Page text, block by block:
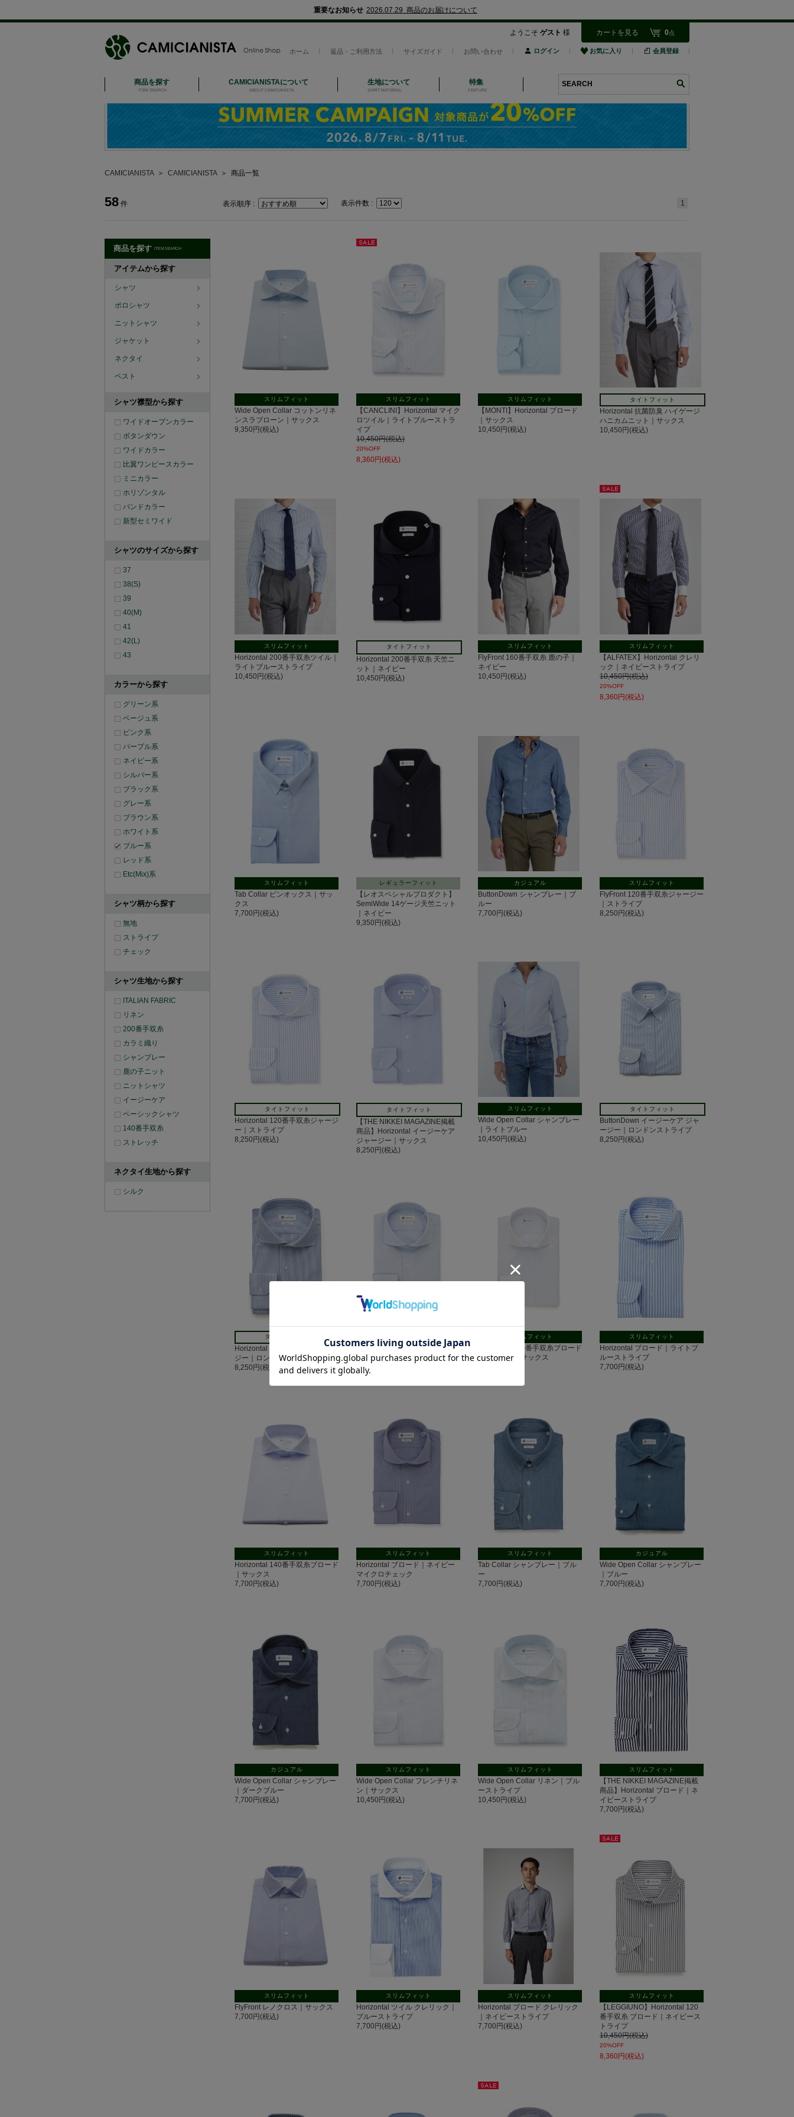
重要なお知らせ 2026.07.29 商品のお届けについて
ようこそ ゲスト 様 カートを見る 0点
ホーム 返品・ご利用方法 サイズガイド お問い合わせ ログイン お気に入り 会員登録
商品を探す
ITEM SEARCH
CAMICIANISTAについて
ABOUT CAMICIANISTA
生地について
SHIRT MATERIAL
特集
FEATURE
CAMICIANISTA＞ CAMICIANISTA＞ 商品一覧
58 件 表示順序 : 表示件数 : 1
商品を探す ITEM SEARCH
アイテムから探す
シャツ
ポロシャツ
ニットシャツ
ジャケット
ネクタイ
ベスト
シャツ襟型から探す
ワイドオープンカラー
ボタンダウン
ワイドカラー
比翼ワンピースカラー
ミニカラー
ホリゾンタル
バンドカラー
新型セミワイド
シャツのサイズから探す
37
38(S)
39
40(M)
41
42(L)
43
カラーから探す
グリーン系
ベージュ系
ピンク系
パープル系
ネイビー系
シルバー系
ブラック系
グレー系
ブラウン系
ホワイト系
ブルー系
レッド系
Etc(Mix)系
シャツ柄から探す
無地
ストライプ
チェック
シャツ生地から探す
ITALIAN FABRIC
リネン
200番手双糸
カラミ織り
シャンブレー
鹿の子ニット
ニットシャツ
イージーケア
ベーシックシャツ
140番手双糸
ストレッチ
ネクタイ生地から探す
シルク
スリムフィット
Wide Open Collar コットンリネ
ンスラブローン｜サックス
9,350円(税込)
スリムフィット
【CANCLINI】Horizontal マイク
ロツイル｜ライトブルーストラ
イプ
10,450円(税込)
20%OFF
8,360円(税込)
スリムフィット
【MONTI】Horizontal ブロード
｜サックス
10,450円(税込)
タイトフィット
Horizontal 抗菌防臭 ハイゲージ
ハニカムニット｜サックス
10,450円(税込)
スリムフィット
Horizontal 200番手双糸ツイル｜
ライトブルーストライプ
10,450円(税込)
タイトフィット
Horizontal 200番手双糸 天竺ニ
ット｜ネイビー
10,450円(税込)
スリムフィット
FlyFront 160番手双糸 鹿の子｜
ネイビー
10,450円(税込)
スリムフィット
【ALFATEX】Horizontal クレリ
ック｜ネイビーストライプ
10,450円(税込)
20%OFF
8,360円(税込)
スリムフィット
Tab Collar ピンオックス｜サッ
クス
7,700円(税込)
レギュラーフィット
【レオスペシャルプロダクト】
SemiWide 14ゲージ天竺ニット
｜ネイビー
9,350円(税込)
カジュアル
ButtonDown シャンブレー｜ブ
ルー
7,700円(税込)
スリムフィット
FlyFront 120番手双糸ジャージー
｜ストライプ
8,250円(税込)
タイトフィット
Horizontal 120番手双糸ジャージ
ー｜ストライプ
8,250円(税込)
タイトフィット
【THE NIKKEI MAGAZINE掲載
商品】Horizontal イージーケア
ジャージー｜サックス
8,250円(税込)
スリムフィット
Wide Open Collar シャンブレー
｜ライトブルー
10,450円(税込)
タイトフィット
ButtonDown イージーケア ジャ
ージー｜ロンドンストライプ
8,250円(税込)
タイトフィット
Horizontal イージーケア ジャー
ジー｜ロンドンストライプ
8,250円(税込)
Horizontal イージーケア ロイヤ
ルオックス｜サックス
7,700円(税込)
スリムフィット
Horizontal 140番手双糸ブロード
クレリック｜サックス
スリムフィット
Horizontal ブロード｜ライトブ
ルーストライプ
7,700円(税込)
スリムフィット
Horizontal 140番手双糸ブロード
｜サックス
7,700円(税込)
スリムフィット
Horizontal ブロード｜ネイビー
マイクロチェック
7,700円(税込)
スリムフィット
Tab Collar シャンブレー｜ブル
ー
7,700円(税込)
カジュアル
Wide Open Collar シャンブレー
｜ブルー
7,700円(税込)
カジュアル
Wide Open Collar シャンブレー
｜ダークブルー
7,700円(税込)
スリムフィット
Wide Open Collar フレンチリネ
ン｜サックス
10,450円(税込)
スリムフィット
Wide Open Collar リネン｜ブル
ーストライプ
10,450円(税込)
スリムフィット
【THE NIKKEI MAGAZINE掲載
商品】Horizontal ブロード｜ネ
イビーストライプ
7,700円(税込)
スリムフィット
FlyFront レノクロス｜サックス
7,700円(税込)
スリムフィット
Horizontal ツイル クレリック｜
ブルーストライプ
7,700円(税込)
スリムフィット
Horizontal ブロード クレリック
｜ネイビーストライプ
7,700円(税込)
スリムフィット
【LEGGIUNO】Horizontal 120
番手双糸 ブロード｜ネイビース
トライプ
10,450円(税込)
20%OFF
8,360円(税込)